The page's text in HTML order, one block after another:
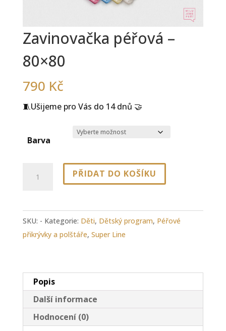
Zavinovačka péřová –
80×80
790 Kč
🧵Ušijeme pro Vás do 14 dnů 🤝
Barva
péřová
80x80
množství
PŘIDAT DO KOŠÍKU
SKU: - Kategorie: Děti, Dětský program, Péřové
přikrývky a polštáře, Super Line
Popis
Další informace
Hodnocení (0)